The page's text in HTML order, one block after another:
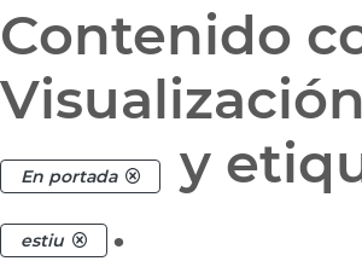
Contenido
Visualización
En portada y
estiu .